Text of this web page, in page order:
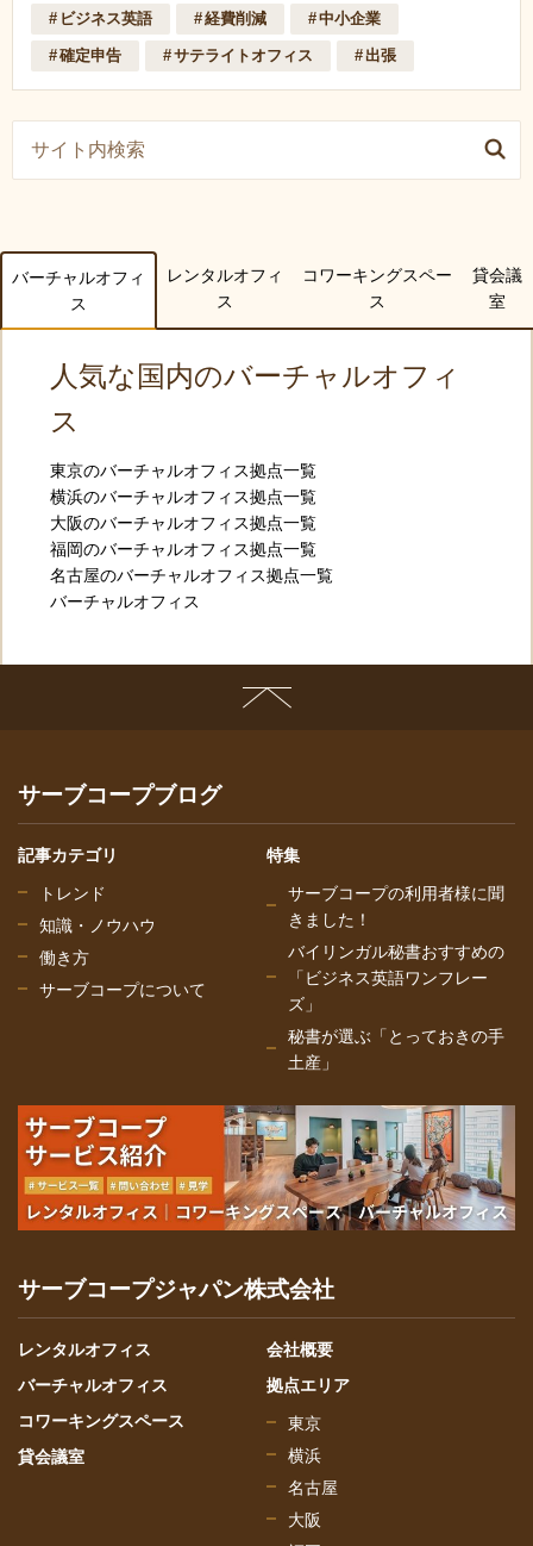
ビジネス英語 経費削減 中小企業
確定申告 サテライトオフィス 出張
バーチャルオフィ
ス
レンタルオフィ
ス
コワーキングスペー
ス
貸会議
室
人気な国内のバーチャルオフィ
ス
東京のバーチャルオフィス拠点一覧
横浜のバーチャルオフィス拠点一覧
大阪のバーチャルオフィス拠点一覧
福岡のバーチャルオフィス拠点一覧
名古屋のバーチャルオフィス拠点一覧
バーチャルオフィス
サーブコープブログ
記事カテゴリ
トレンド
知識・ノウハウ
働き方
サーブコープについて
特集
サーブコープの利用者様に聞
きました！
バイリンガル秘書おすすめの
「ビジネス英語ワンフレー
ズ」
秘書が選ぶ「とっておきの手
土産」
サーブコープジャパン株式会社
レンタルオフィス
バーチャルオフィス
コワーキングスペース
貸会議室
会社概要
拠点エリア
東京
横浜
名古屋
大阪